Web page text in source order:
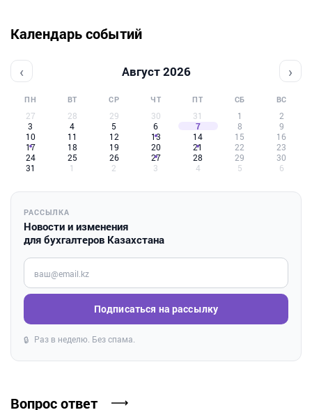
Календарь событий
‹ Август 2026 ›
ПН ВТ СР ЧТ ПТ СБ ВС
27 28 29 30 31 1
2
3
4 5 6 7 8
9
10
11 12 13 14 15
16
17
18 19 20 21 22
23
24
25 26 27 28 29
30
31
1 2 3 4 5 6
РАССЫЛКА
Новости и изменения
для бухгалтеров Казахстана
Введите ваш e-mail
Подписаться на рассылку
🔒 Раз в неделю. Без спама.
Вопрос ответ